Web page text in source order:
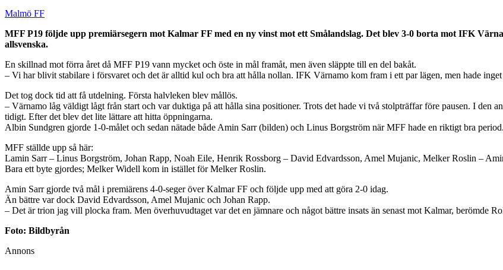
Malmö FF
MFF P19 följde upp premiärsegern mot Kalmar FF med en ny vinst mot ett Smålandslag. Det blev 3-0 borta mot IFK
allsvenska.
En skillnad mot förra året då MFF P19 vann mycket och öste in mål framåt, men även släppte till en del bakåt.
– Vi har blivit stabilare i försvaret och det är alltid kul och bra att hålla nollan. IFK Värnamo kom fram i ett par lägen, men hade
Det tog dock tid att få utdelning. Första halvleken blev mållös.
– Värnamo låg väldigt lågt från start och var duktiga på att hålla sina positioner. Trots det hade vi två stolpträffar före pausen. I
tidigt. Efter det blev det lite lättare att hitta öppningarna.
Albin Sundgren gjorde 1-0-målet och sedan nätade både Amin Sarr (bilden) och Linus Borgström när MFF hade en riktigt bra period.
MFF ställde upp så här:
Lamin Sarr – Linus Borgström, Johan Rapp, Noah Eile, Henrik Rossborg – David Edvardsson, Amel Mujanic, Melker Roslin –
Bara ett byte gjordes; Melker Widell kom in istället för Melker Roslin.
Amin Sarr gjorde två mål i premiärens 4-0-seger över Kalmar FF och följde upp med att göra 2-0 idag.
Än bättre var dock David Edvardsson, Amel Mujanic och Johan Rapp.
– Det är trion jag vill plocka fram. Men överhuvudtaget var det en jämnare och något bättre insats än senast mot Kalmar, berömde
Foto: Bildbyrån
Annons